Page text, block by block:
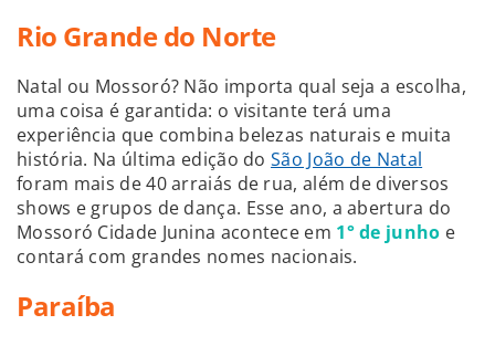
Rio Grande do Norte
Natal ou Mossoró? Não importa qual seja a escolha,
uma coisa é garantida: o visitante terá uma
experiência que combina belezas naturais e muita
história. Na última edição doSão João de Natal
foram mais de 40 arraiás de rua, além de diversos
shows e grupos de dança. Esse ano, a abertura do
Mossoró Cidade Junina acontece em 1° de junho e
contará com grandes nomes nacionais.
Paraíba